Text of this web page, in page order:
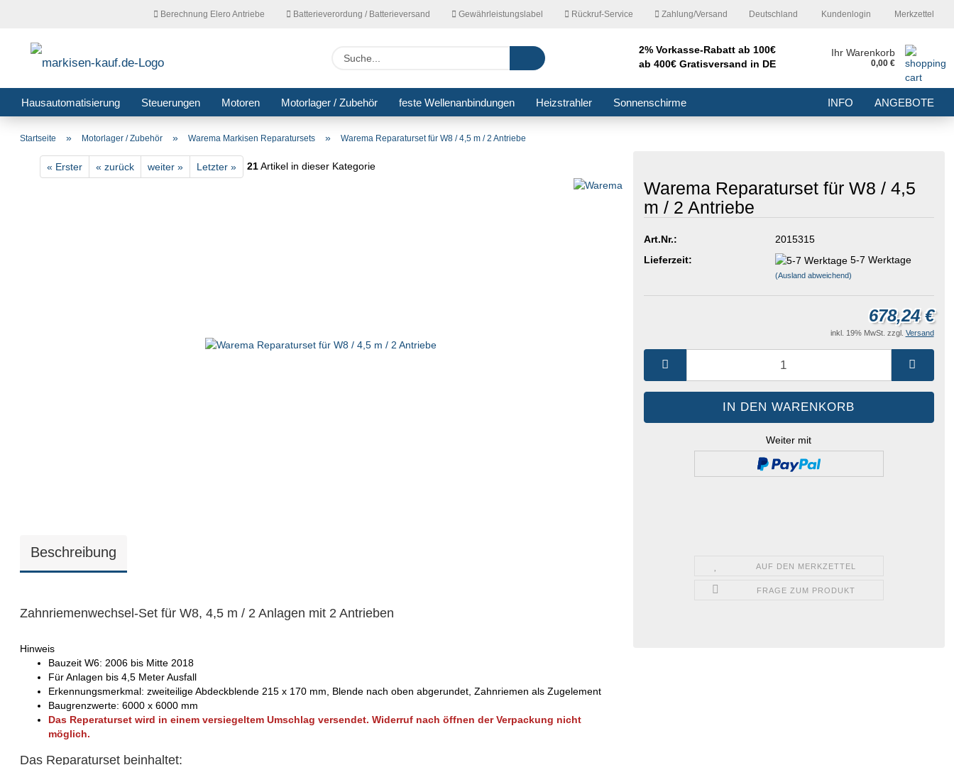
Berechnung Elero Antriebe Batterieverordung / Batterieversand Gewährleistungslabel Rückruf-Service Zahlung/Versand Deutschland
Lieferland
Kundenlogin
Konto erstellen
Passwort vergessen?
Merkzettel
Suche...
2% Vorkasse-Rabatt ab 100€
ab 400€ Gratisversand in DE
Ihr Warenkorb
0,00 €
Hausautomatisierung Steuerungen Motoren Motorlager / Zubehör feste Wellenanbindungen Heizstrahler Sonnenschirme INFO ANGEBOTE
Startseite » Motorlager / Zubehör » Warema Markisen Reparatursets » Warema Reparaturset für W8 / 4,5 m / 2 Antriebe
« Erster « zurück weiter » Letzter » 21Artikel in dieser Kategorie
Warema Reparaturset für W8 / 4,5
m / 2 Antriebe
Art.Nr.:
2015315
Lieferzeit:
5-7 Werktage
(Ausland abweichend)
678,24 €
inkl. 19% MwSt. zzgl. Versand
Weiter mit
AUF DEN MERKZETTEL
FRAGE ZUM PRODUKT
Beschreibung
Zahnriemenwechsel-Set für W8, 4,5 m / 2 Anlagen mit 2 Antrieben
Hinweis
Bauzeit W6: 2006 bis Mitte 2018
Für Anlagen bis 4,5 Meter Ausfall
Erkennungsmerkmal: zweiteilige Abdeckblende 215 x 170 mm, Blende nach oben abgerundet, Zahnriemen als Zugelement
Baugrenzwerte: 6000 x 6000 mm
Das Reperaturset wird in einem versiegeltem Umschlag versendet. Widerruf nach öffnen der Verpackung nicht
möglich.
Das Reparaturset beinhaltet: